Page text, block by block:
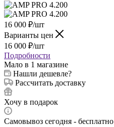
16 000 ₽/шт
Варианты цен
16 000 ₽/шт
Подробности
Мало в 1 магазине
Нашли дешевле?
Рассчитать доставку
Хочу в подарок
Самовывоз сегодня - бесплатно